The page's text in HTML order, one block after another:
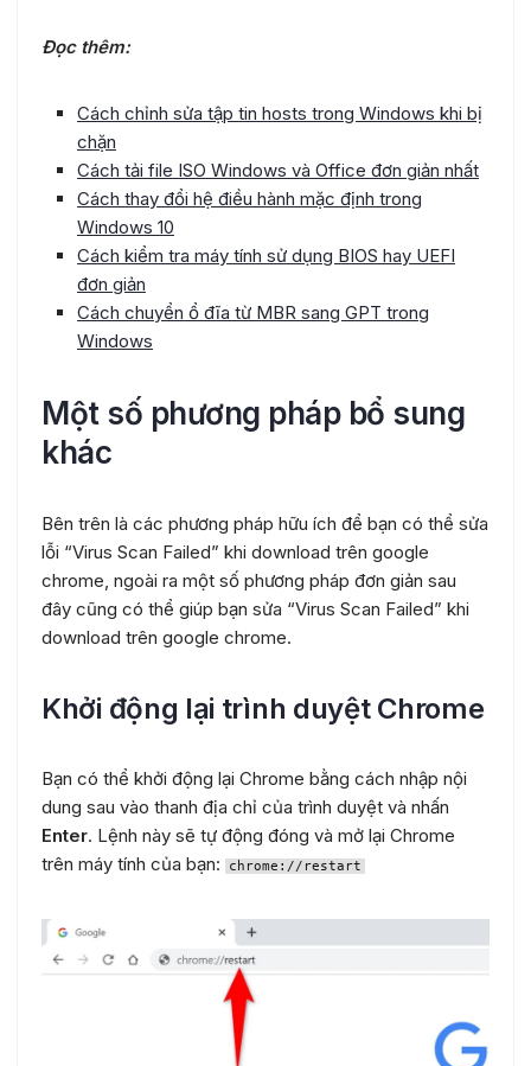
Đọc thêm:
Cách chỉnh sửa tập tin hosts trong Windows khi bị
chặn
Cách tải file ISO Windows và Office đơn giản nhất
Cách thay đổi hệ điều hành mặc định trong
Windows 10
Cách kiểm tra máy tính sử dụng BIOS hay UEFI
đơn giản
Cách chuyển ổ đĩa từ MBR sang GPT trong
Windows
Một số phương pháp bổ sung
khác
Bên trên là các phương pháp hữu ích để bạn có thể sửa
lỗi “Virus Scan Failed” khi download trên google
chrome, ngoài ra một số phương pháp đơn giản sau
đây cũng có thể giúp bạn sửa “Virus Scan Failed” khi
download trên google chrome.
Khởi động lại trình duyệt Chrome
Bạn có thể khởi động lại Chrome bằng cách nhập nội
dung sau vào thanh địa chỉ của trình duyệt và nhấn
Enter. Lệnh này sẽ tự động đóng và mở lại Chrome
trên máy tính của bạn:
chrome://restart